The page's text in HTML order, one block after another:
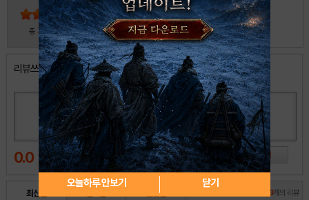
총 30 명 참여
3
2
1
리뷰쓰기
0.0
최신순 별점순 13개의 리뷰
오늘하루 안보기 닫기